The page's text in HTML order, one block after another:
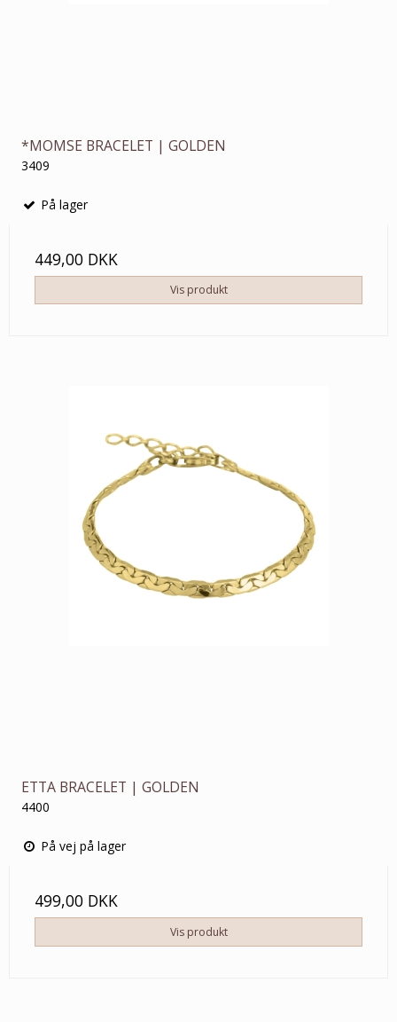
*MOMSE BRACELET | GOLDEN
3409
På lager
449,00 DKK
Vis produkt
ETTA BRACELET | GOLDEN
4400
På vej på lager
499,00 DKK
Vis produkt